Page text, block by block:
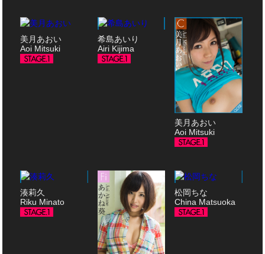
美月あおい
Aoi Mitsuki
希島あいり
Airi Kijima
美月あおい
Aoi Mitsuki
湊莉久
Riku Minato
松岡ちな
China Matsuoka